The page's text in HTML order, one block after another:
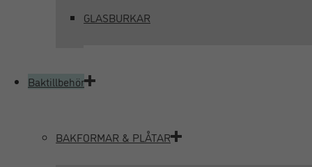
GLASBURKAR
Baktillbehör
BAKFORMAR & PLÅTAR